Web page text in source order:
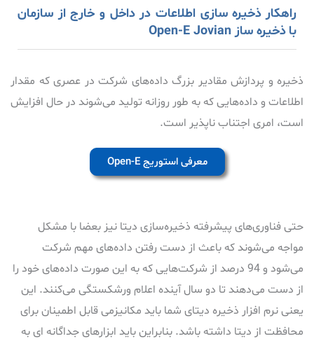
راهکار ذخیره سازی اطلاعات در داخل و خارج از سازمان
با ذخیره ساز Open-E Jovian
ذخیره و پردازش مقادیر بزرگ داده‌های شرکت در عصری که مقدار
اطلاعات و داده‌هایی که به طور روزانه تولید می‌شوند در حال افزایش
است، امری اجتناب ناپذیر است.
معرفی استوریج Open-E
حتی فناوری‌های پیشرفته ذخیره‌سازی دیتا نیز بعضا با مشکل
مواجه می‌شوند که باعث از دست رفتن داده‌های مهم شرکت
می‌شود و 94 درصد از شرکت‌هایی که به این صورت داده‌های خود را
از دست می‌دهند تا دو سال آینده اعلام ورشکستگی می‌کنند. این
یعنی نرم افزار ذخیره دیتای شما باید مکانیزمی قابل اطمینان برای
محافظت از دیتا داشته باشد. بنابراین باید ابزارهای جداگانه ای به